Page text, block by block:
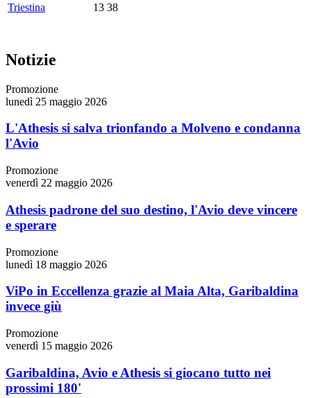
Triestina
13 38
Notizie
Promozione
lunedì 25 maggio 2026
L'Athesis si salva trionfando a Molveno e condanna
l'Avio
Promozione
venerdì 22 maggio 2026
Athesis padrone del suo destino, l'Avio deve vincere
e sperare
Promozione
lunedì 18 maggio 2026
ViPo in Eccellenza grazie al Maia Alta, Garibaldina
invece giù
Promozione
venerdì 15 maggio 2026
Garibaldina, Avio e Athesis si giocano tutto nei
prossimi 180'